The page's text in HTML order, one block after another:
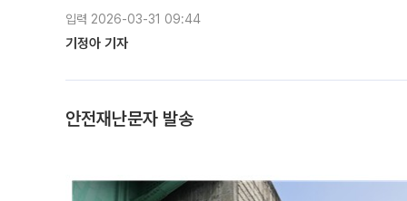
입력 2026-03-31 09:44
기정아 기자
안전재난문자 발송